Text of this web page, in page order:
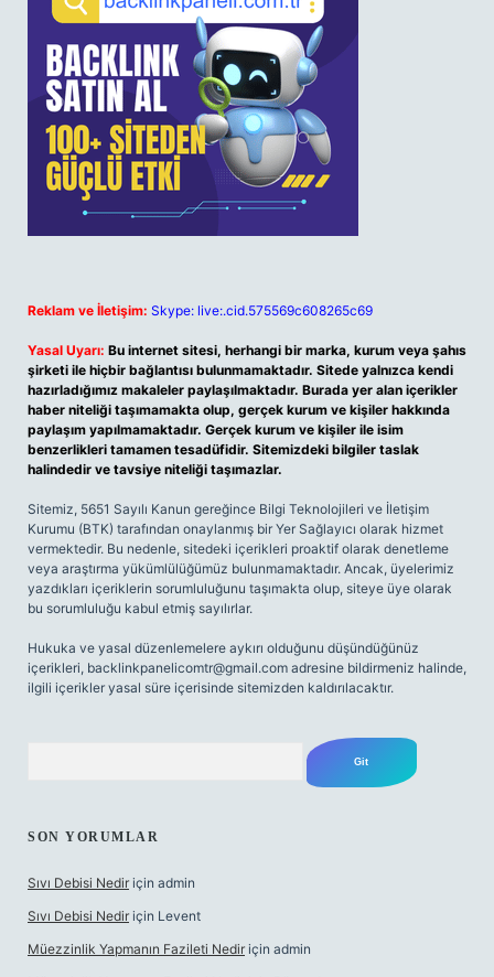
Reklam ve İletişim: Skype: live:.cid.575569c608265c69
Yasal Uyarı: Bu internet sitesi, herhangi bir marka, kurum veya şahıs
şirketi ile hiçbir bağlantısı bulunmamaktadır. Sitede yalnızca kendi
hazırladığımız makaleler paylaşılmaktadır. Burada yer alan içerikler
haber niteliği taşımamakta olup, gerçek kurum ve kişiler hakkında
paylaşım yapılmamaktadır. Gerçek kurum ve kişiler ile isim
benzerlikleri tamamen tesadüfidir. Sitemizdeki bilgiler taslak
halindedir ve tavsiye niteliği taşımazlar.
Sitemiz, 5651 Sayılı Kanun gereğince Bilgi Teknolojileri ve İletişim
Kurumu (BTK) tarafından onaylanmış bir Yer Sağlayıcı olarak hizmet
vermektedir. Bu nedenle, sitedeki içerikleri proaktif olarak denetleme
veya araştırma yükümlülüğümüz bulunmamaktadır. Ancak, üyelerimiz
yazdıkları içeriklerin sorumluluğunu taşımakta olup, siteye üye olarak
bu sorumluluğu kabul etmiş sayılırlar.
Hukuka ve yasal düzenlemelere aykırı olduğunu düşündüğünüz
içerikleri, backlinkpanelicomtr@gmail.com adresine bildirmeniz halinde,
ilgili içerikler yasal süre içerisinde sitemizden kaldırılacaktır.
SON YORUMLAR
Sıvı Debisi Nedir için admin
Sıvı Debisi Nedir için Levent
Müezzinlik Yapmanın Fazileti Nedir için admin